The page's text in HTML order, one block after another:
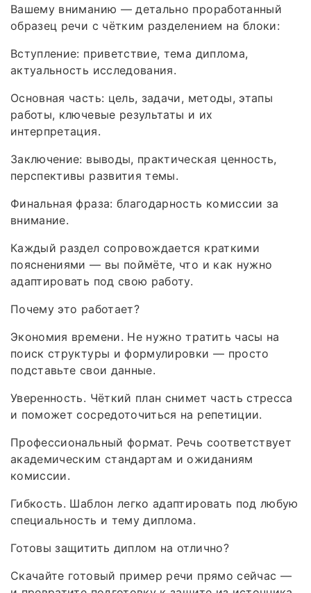
Вашему вниманию — детально проработанный
образец речи с чётким разделением на блоки:
Вступление: приветствие, тема диплома,
актуальность исследования.
Основная часть: цель, задачи, методы, этапы
работы, ключевые результаты и их
интерпретация.
Заключение: выводы, практическая ценность,
перспективы развития темы.
Финальная фраза: благодарность комиссии за
внимание.
Каждый раздел сопровождается краткими
пояснениями — вы поймёте, что и как нужно
адаптировать под свою работу.
Почему это работает?
Экономия времени. Не нужно тратить часы на
поиск структуры и формулировки — просто
подставьте свои данные.
Уверенность. Чёткий план снимет часть стресса
и поможет сосредоточиться на репетиции.
Профессиональный формат. Речь соответствует
академическим стандартам и ожиданиям
комиссии.
Гибкость. Шаблон легко адаптировать под любую
специальность и тему диплома.
Готовы защитить диплом на отлично?
Скачайте готовый пример речи прямо сейчас —